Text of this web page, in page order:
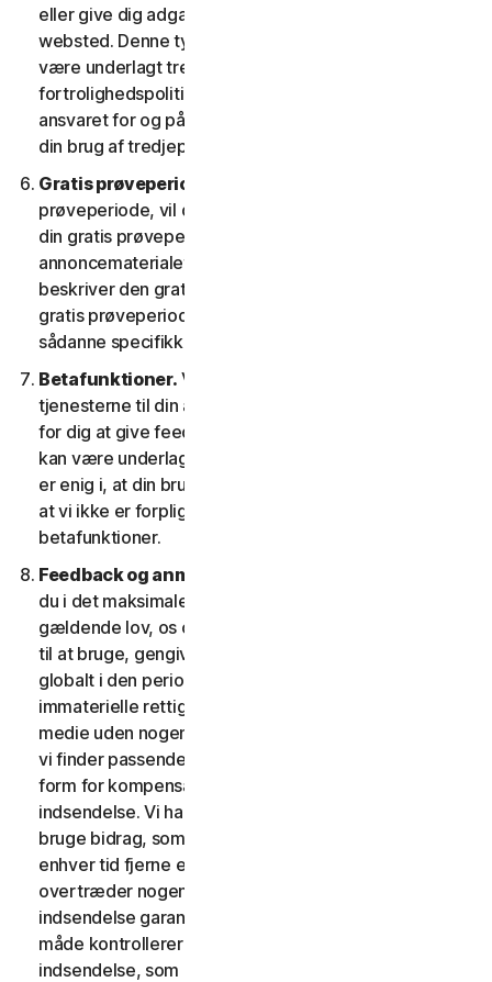
eller give dig adgang til indhold på en tredjeparts
websted. Denne type funktioner eller indhold kan
være underlagt tredjeparters tjenestevilkår og
fortrolighedspolitikker. Du anerkender alene at have
ansvaret for og påtager dig enhver risiko, der følger af
din brug af tredjepartsressourcer.
Gratis prøveperioder.
prøveperiode, vil de specifikke vilkår, der gælder for
din gratis prøveperiode, blive angivet ved tilmelding, i
annoncematerialet og/eller dokumentationen, der
beskriver den gratis prøveperiode. Din brug af den
gratis prøveperiode afhænger af, at du efterlever
sådanne specifikke betingelser.
Betafunktioner. Vi kan inkludere betafunktioner i
tjenesterne til din anvendelse, hvilket gør det muligt
for dig at give feedback. Din brug af betafunktioner
kan være underlagt betaling af gebyrer. Du forstår og
er enig i, at din brug af betafunktionerne er frivillig, og
at vi ikke er forpligtet til at give dig nogen
betafunktioner.
Feedback og anmeldelser.
du i det maksimale omfang, der er tilladt i henhold til
gældende lov, os og vores datterselskaber tilladelse
til at bruge, gengive, kopiere og oversætte dit indlæg
globalt i den periode, indlæggene er beskyttet af
immaterielle rettigheder, i enhver form og på ethvert
medie uden nogen begrænsning på nogen måde, som
vi finder passende. Der vil ikke blive udbetalt nogen
form for kompensation i forbindelse med brug af din
indsendelse. Vi har ingen forpligtelse til at sende og
bruge bidrag, som du måtte indsende, og vi kan frit til
enhver tid fjerne ethvert bidrag, særligt hvis det
overtræder nogen af disse vilkår. Ved at levere en
indsendelse garanterer du, at du ejer eller på anden
måde kontrollerer alle rettighederne til din
indsendelse, som er nødvendige for, at du kan sende